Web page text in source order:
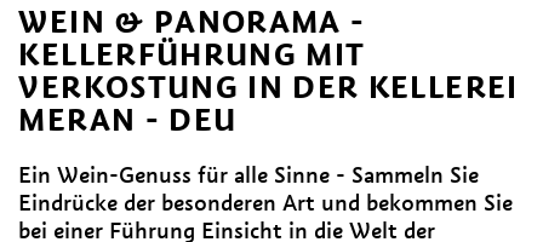
WEIN & PANORAMA -
KELLERFÜHRUNG MIT
VERKOSTUNG IN DER KELLEREI
MERAN - DEU
Ein Wein-Genuss für alle Sinne - Sammeln Sie
Eindrücke der besonderen Art und bekommen Sie
bei einer Führung Einsicht in die Welt der